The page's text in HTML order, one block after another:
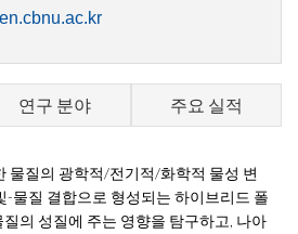
연구 분야 주요 실적
물질의 광학적/전기적/화학적 물성 변
-물질 결합으로 형성되는 하이브리드 폴
의 성질에 주는 영향을 탐구하고, 나아